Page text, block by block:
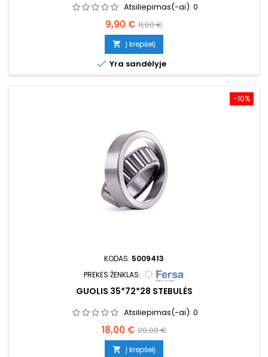
Atsiliepimas(-ai): 0
Kaina
9,90 € Bazinė
kaina
11,00 €
 Į krepšelį
 Yra sandėlyje
−10%
KODAS: 5009413
PREKĖS ŽENKLAS:
GUOLIS 35*72*28 STEBULĖS
Atsiliepimas(-ai): 0
Kaina
18,00 € Bazinė
kaina
20,00 €
 Į krepšelį